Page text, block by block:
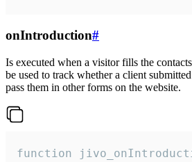
onIntroduction#
Is executed when a visitor fills the
be used to track whether a client
pass them in other forms on the website.
function